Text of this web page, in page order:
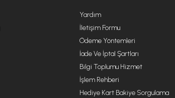
Yardım
İletişim Formu
Ödeme Yöntemleri
İade Ve İptal Şartları
Bilgi Toplumu Hizmet
İşlem Rehberi
Hediye Kart Bakiye Sorgulama